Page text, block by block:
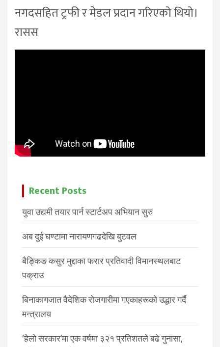
नगदसहित ट्रफी र मेडल प्रदान गरिएको थियो।
रासस
Recent Posts
युवा उद्यमी तयार पार्न स्टार्टअप अभियान सुरु
अब दुई घण्टामा नारायणगढदेखि बुटवल
बैङ्किङ कसुर मुद्दाका फरार प्रतिवादी विमानस्थलबाट
पक्राउ
बिनाकागजात वैदेशिक रोजगारीमा गएकाहरूको उद्धार गर्दै
मन्त्रालय
‘हेलो सरकार’मा एक वर्षमा ३२१ प्रतिशतले बढे गुनासा,